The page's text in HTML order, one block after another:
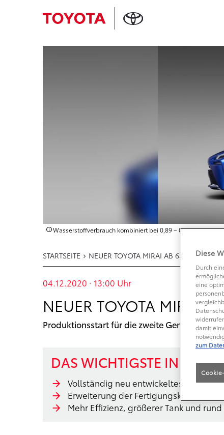
Wasserstoffverbrauch kombiniert bei 0,89 – 0,79 kg/
STARTSEITE NEUER TOYOTA MIRAI AB 63.900 EURO
04.12.2020 · 13:00 Uhr
NEUER TOYOTA MIRAI
Produktionsstart für die zweite Generation
DAS WICHTIGSTE IN KÜRZE
Vollständig neu entwickeltes Modell
Erweiterung der
Mehr Effizienz, größerer Tank und
Diese
Durch
eine
damit
zum